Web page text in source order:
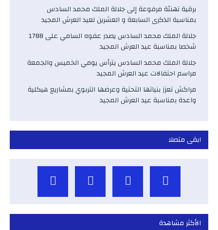
برقية تهنئة مرفوعة إلى جلالة الملك محمد السادس
بمناسبة الذكرى السابعة و العشرين لعيد العرش المجيد
جلالة الملك محمد السادس يصدر عفوه السامي على 1788
شخصا بمناسبة عيد العرش المجيد
جلالة الملك محمد السادس يترأس يومي الخميس والجمعة
مراسم احتفالات عيد العرش المجيد
مراكش تعزز بنياتها التحتية وعرضها التربوي بمشاريع هيكلية
واعدة بمناسبة عيد العرش المجيد
ابقى متصلا
الأكثر مشاهدة